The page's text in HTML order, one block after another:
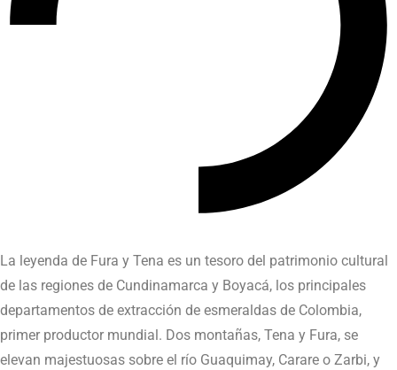
La leyenda de Fura y Tena es un tesoro del patrimonio cultural
de las regiones de Cundinamarca y Boyacá, los principales
departamentos de extracción de esmeraldas de Colombia,
primer productor mundial. Dos montañas, Tena y Fura, se
elevan majestuosas sobre el río Guaquimay, Carare o Zarbi, y